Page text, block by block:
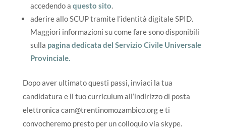
accedendo a questo sito.
aderire allo SCUP tramite l’identità digitale SPID.
Maggiori informazioni su come fare sono disponibili
sulla pagina dedicata del Servizio Civile Universale
Provinciale.
Dopo aver ultimato questi passi, inviaci la tua
candidatura e il tuo curriculum all’indirizzo di posta
elettronica cam@trentinomozambico.org e ti
convocheremo presto per un colloquio via skype.